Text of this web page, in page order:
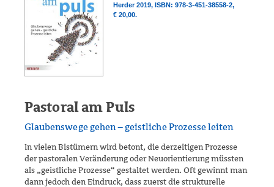
Pastoral am Puls
Glaubenswege gehen – geistliche Prozesse leiten
In vielen Bistümern wird betont, die derzeitigen Prozesse
der pastoralen Veränderung oder Neuorientierung müssten
als „geistliche Prozesse“ gestaltet werden. Oft gewinnt man
dann jedoch den Eindruck, dass zu­erst die strukturelle
Herder 2019, ISBN: 978-3-451-38558-2,
€ 20,00.